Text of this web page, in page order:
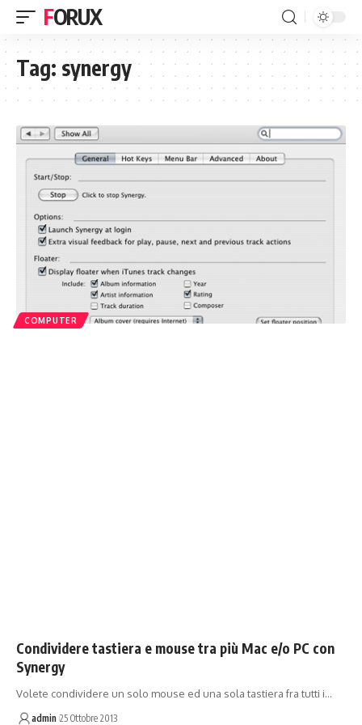
FORUX
Tag: synergy
COMPUTER
Condividere tastiera e mouse tra più Mac e/o PC con
Synergy
Volete condividere un solo mouse ed una sola tastiera fra tutti i…
admin 25 Ottobre 2013